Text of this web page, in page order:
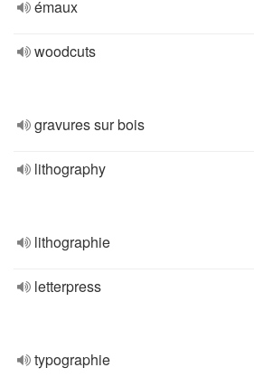
émaux
woodcuts
gravures sur bois
lithography
lithographie
letterpress
typographie